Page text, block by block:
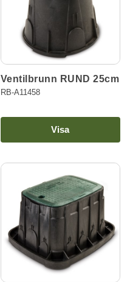
Ventilbrunn RUND 25cm
RB-A11458
Visa